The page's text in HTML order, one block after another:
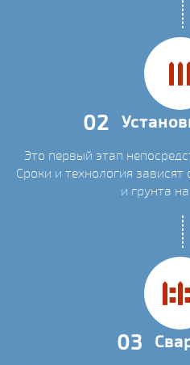
02
Это первый этап
Сроки и технология
и грунта
03